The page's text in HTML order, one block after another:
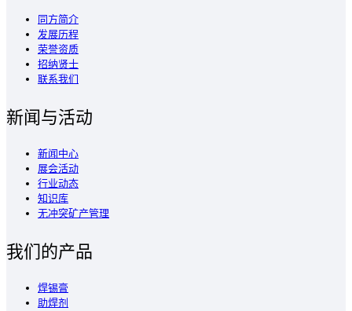
同方简介
发展历程
荣誉资质
招纳贤士
联系我们
新闻与活动
新闻中心
展会活动
行业动态
知识库
无冲突矿产管理
我们的产品
焊锡膏
助焊剂